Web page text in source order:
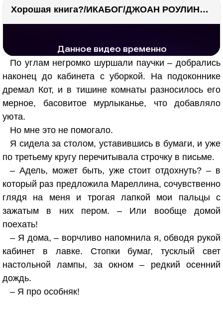
Хорошая книга?/ИКАБОГ/ДЖОАН РОУЛИНГ/Есть ли смысл покупать?
По углам негромко шуршали паучки – добрались
наконец до кабинета с уборкой. На подоконнике
дремал Кот, и в тишине комнаты разносилось его
мерное, басовитое мурлыканье, что добавляло
уюта.
Но мне это не помогало.
Я сидела за столом, уставившись в бумаги, и уже
по третьему кругу перечитывала строчку в письме.
– Адель, может быть, уже стоит отдохнуть? – в
который раз предложила Мареллина, сочувственно
глядя на меня и трогая лапкой мои пальцы с
зажатым в них пером. – Или вообще домой
поехать!
– Я дома, – ворчливо напомнила я, обводя рукой
кабинет в лавке. Стопки бумаг, тусклый свет
настольной лампы, за окном – редкий осенний
дождь.
– Я про особняк!